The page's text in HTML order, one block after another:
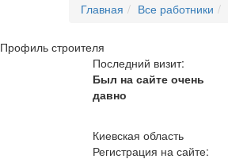
Главная
Все работники
Профиль строителя
Последний визит:
Был на сайте очень
давно
Киевская область
Регистрация на сайте: